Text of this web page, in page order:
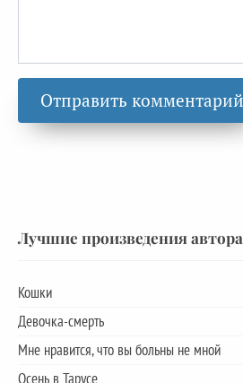
Лучшие произведения автора
Кошки
Девочка-смерть
Мне нравится, что вы больны не мной
Осень в Тарусе